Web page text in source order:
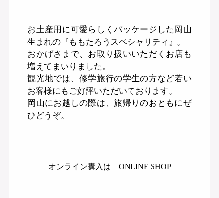
お土産用に可愛らしくパッケージした岡山
生まれの『ももたろうスペシャリティ』。
おかげさまで、お取り扱いいただくお店も
増えてまいりました。
観光地では、修学旅行の学生の方など若い
お客様にもご好評いただいております。
岡山にお越しの際は、旅帰りのおともにぜ
ひどうぞ。
オンライン購入は ONLINE SHOP